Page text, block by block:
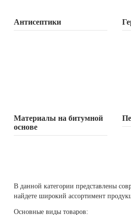
Антисептики
Материалы на битумной
основе
В данной категории представлены
найдете широкий ассортимент
Основные виды товаров: